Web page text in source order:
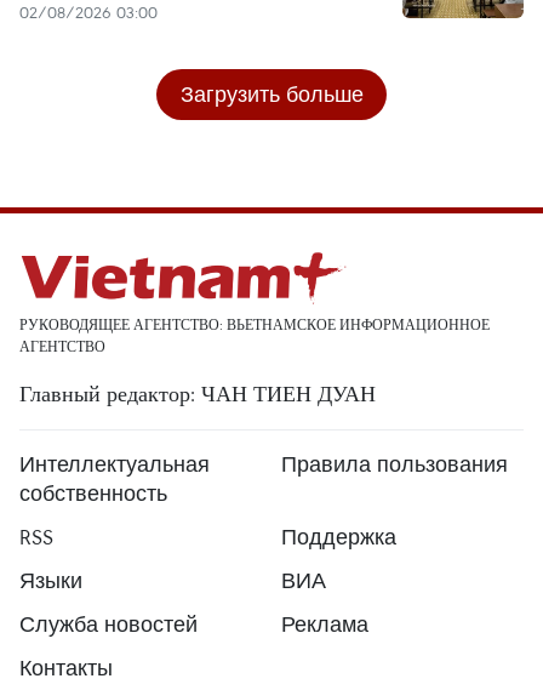
02/08/2026 03:00
Загрузить больше
РУКОВОДЯЩЕЕ АГЕНТСТВО: ВЬЕТНАМСКОЕ ИНФОРМАЦИОННОЕ
АГЕНТСТВО
Главный редактор: ЧАН ТИЕН ДУАН
Интеллектуальная
собственность
Правила пользования
RSS
Поддержка
Языки
ВИА
Служба новостей
Реклама
Контакты